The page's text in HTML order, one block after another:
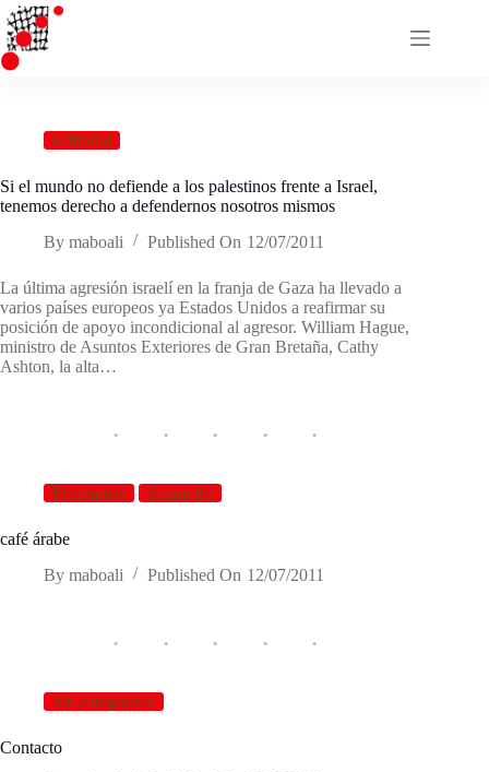
Saltar
al
contenido
Editorial
Si el mundo no defiende a los palestinos frente a Israel,
tenemos derecho a defendernos nosotros mismos
By maboali Published On 12/07/2011
La última agresión israelí en la franja de Gaza ha llevado a
varios países europeos ya Estados Unidos a reafirmar su
posición de apoyo incondicional al agresor. William Hague,
ministro de Asuntos Exteriores de Gran Bretaña, Cathy
Ashton, la alta…
Programas Salam.fm
café árabe
By maboali Published On 12/07/2011
Sin categorizar
Contacto